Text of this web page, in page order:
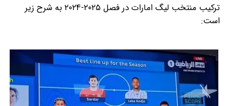
ترکیب منتخب لیگ امارات در فصل ۲۰۲۵-۲۰۲۴ به شرح زیر
است: